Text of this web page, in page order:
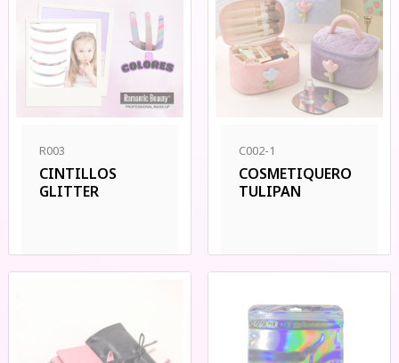
R003
CINTILLOS
GLITTER
C002-1
COSMETIQUERO
TULIPAN